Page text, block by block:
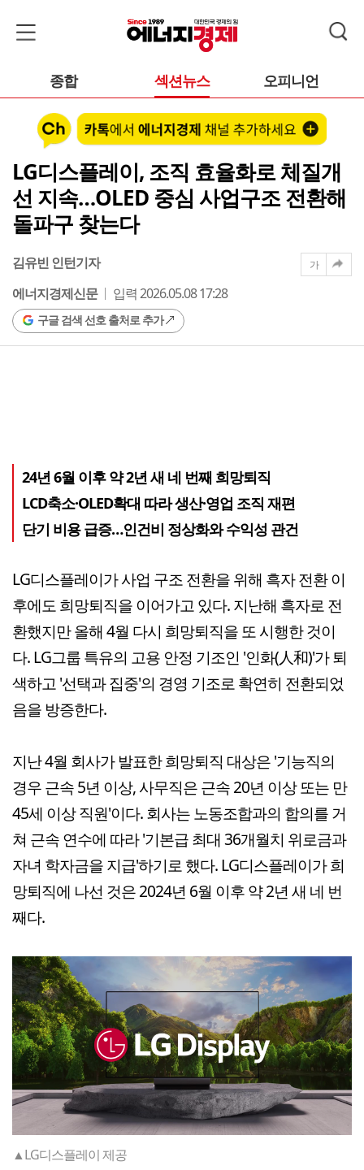
종합 섹션뉴스 오피니언
LG디스플레이, 조직 효율화로 체질개
선 지속…OLED 중심 사업구조 전환해
돌파구 찾는다
김유빈 인턴기자
에너지경제신문
입력 2026.05.08 17:28
구글 검색 선호 출처로 추가
가
24년 6월 이후 약 2년 새 네 번째 희망퇴직
LCD축소·OLED확대 따라 생산·영업 조직 재편
단기 비용 급증…인건비 정상화와 수익성 관건
LG디스플레이가 사업 구조 전환을 위해 흑자 전환 이
후에도 희망퇴직을 이어가고 있다. 지난해 흑자로 전
환했지만 올해 4월 다시 희망퇴직을 또 시행한 것이
다. LG그룹 특유의 고용 안정 기조인 '인화(人和)'가 퇴
색하고 '선택과 집중'의 경영 기조로 확연히 전환되었
음을 방증한다.
지난 4월 회사가 발표한 희망퇴직 대상은 '기능직의
경우 근속 5년 이상, 사무직은 근속 20년 이상 또는 만
45세 이상 직원'이다. 회사는 노동조합과의 합의를 거
쳐 근속 연수에 따라 '기본급 최대 36개월치 위로금과
자녀 학자금을 지급'하기로 했다. LG디스플레이가 희
망퇴직에 나선 것은 2024년 6월 이후 약 2년 새 네 번
째다.
▲LG디스플레이 제공